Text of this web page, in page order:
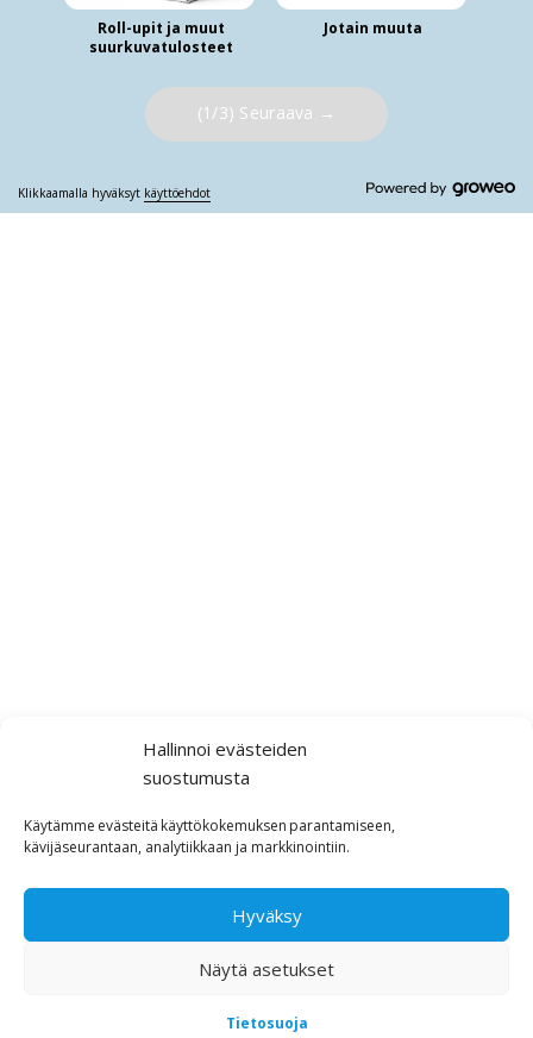
Hallinnoi evästeiden
suostumusta
Käytämme evästeitä käyttökokemuksen parantamiseen,
kävijäseurantaan, analytiikkaan ja markkinointiin.
Hyväksy
Näytä asetukset
Tietosuoja